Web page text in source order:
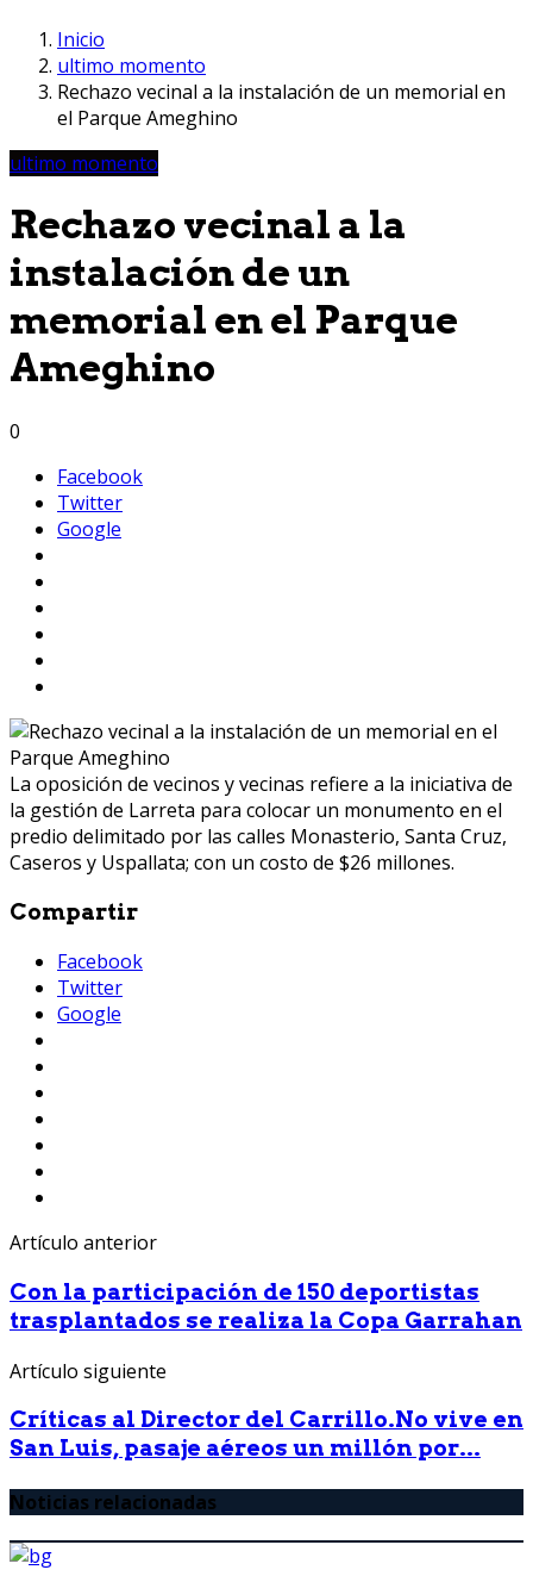
Inicio
ultimo momento
Rechazo vecinal a la instalación de un memorial en
el Parque Ameghino
ultimo momento
Rechazo vecinal a la
instalación de un
memorial en el Parque
Ameghino
0
Facebook
Twitter
Google
La oposición de vecinos y vecinas refiere a la iniciativa de
la gestión de Larreta para colocar un monumento en el
predio delimitado por las calles Monasterio, Santa Cruz,
Caseros y Uspallata; con un costo de $26 millones.
Compartir
Facebook
Twitter
Google
Artículo anterior
Con la participación de 150 deportistas
trasplantados se realiza la Copa Garrahan
Artículo siguiente
Críticas al Director del Carrillo.No vive en
San Luis, pasaje aéreos un millón por...
Noticias relacionadas